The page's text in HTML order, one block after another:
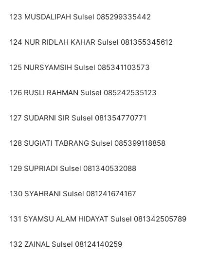
123 MUSDALIPAH Sulsel 085299335442
124 NUR RIDLAH KAHAR Sulsel 081355345612
125 NURSYAMSIH Sulsel 085341103573
126 RUSLI RAHMAN Sulsel 085242535123
127 SUDARNI SIR Sulsel 081354770771
128 SUGIATI TABRANG Sulsel 085399118858
129 SUPRIADI Sulsel 081340532088
130 SYAHRANI Sulsel 081241674167
131 SYAMSU ALAM HIDAYAT Sulsel 081342505789
132 ZAINAL Sulsel 08124140259